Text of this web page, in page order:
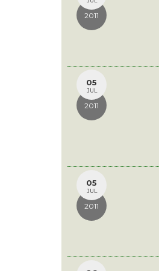
2011
05
JUL
2011
05
JUL
2011